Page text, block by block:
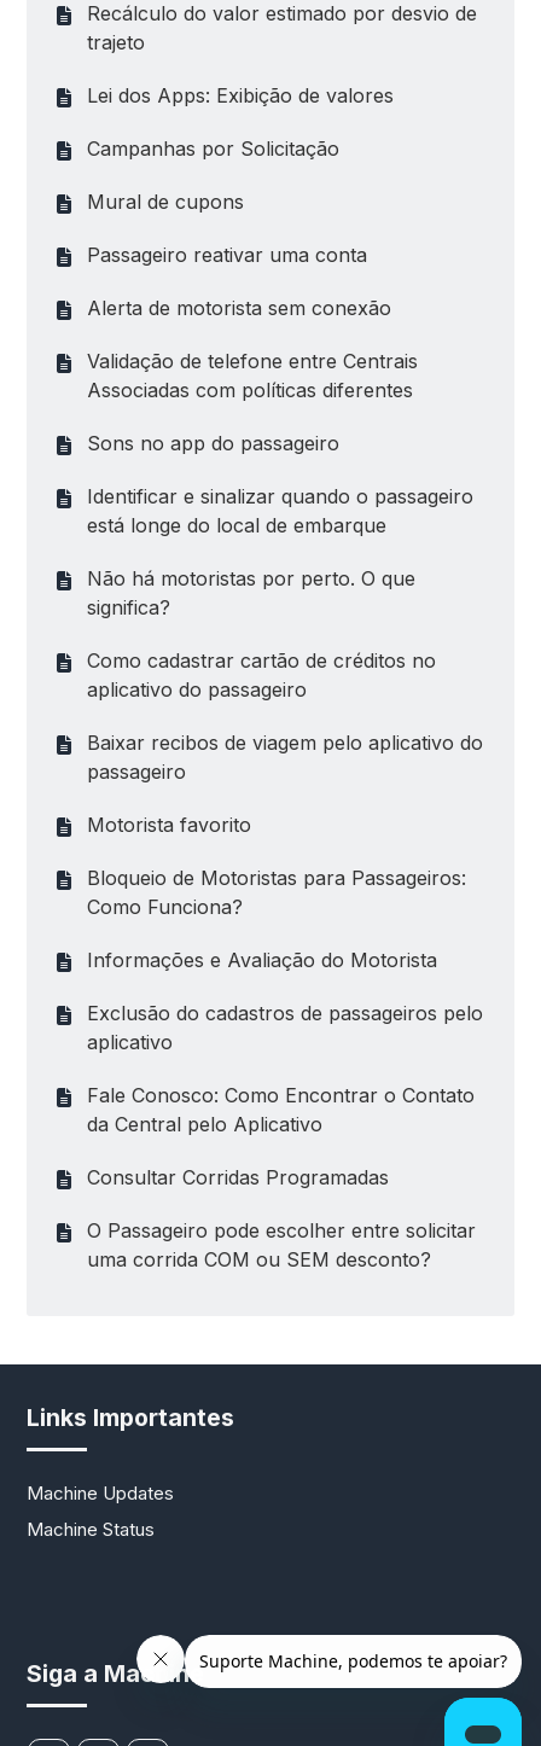
Recálculo do valor estimado por desvio de
trajeto
Lei dos Apps: Exibição de valores
Campanhas por Solicitação
Mural de cupons
Passageiro reativar uma conta
Alerta de motorista sem conexão
Validação de telefone entre Centrais
Associadas com políticas diferentes
Sons no app do passageiro
Identificar e sinalizar quando o passageiro
está longe do local de embarque
Não há motoristas por perto. O que
significa?
Como cadastrar cartão de créditos no
aplicativo do passageiro
Baixar recibos de viagem pelo aplicativo do
passageiro
Motorista favorito
Bloqueio de Motoristas para Passageiros:
Como Funciona?
Informações e Avaliação do Motorista
Exclusão do cadastros de passageiros pelo
aplicativo
Fale Conosco: Como Encontrar o Contato
da Central pelo Aplicativo
Consultar Corridas Programadas
O Passageiro pode escolher entre solicitar
uma corrida COM ou SEM desconto?
Links Importantes
Machine Updates
Machine Status
Siga a Machine